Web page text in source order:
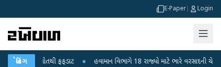
E-Paper Login
બ્રેકિંગ
મોતથી ફફડાટ ● હવામાન વિભાગે 18 રાજ્યો માટે ભારે વરસાદની ચેતવણી જારી